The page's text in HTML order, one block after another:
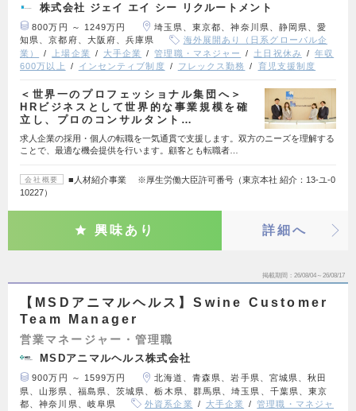
株式会社 ジェイ エイ シー リクルートメント
800万円 ～ 1249万円
埼玉県、東京都、神奈川県、静岡県、愛
知県、京都府、大阪府、兵庫県
海外展開あり（日系グローバル企
業）
上場企業 大手企業 管理職・マネジャー 土日祝休み
年収
600万以上
インセンティブ制度 フレックス勤務 育児支援制度
＜世界一のプロフェッショナル集団へ＞
HRビジネスとして世界的な事業規模を確
立し、プロのコンサルタント…
求人企業の採用・個人の転職を一気通貫で支援します。双方のニーズを理解する
ことで、最適な機会提供を行います。顧客とも転職者…
会社概要
■人材紹介事業 ※厚生労働大臣許可番号（東京本社 紹介：13-ユ-0
10227）
興味あり 詳細へ
掲載期間 26/08/04～26/08/17
【MSDアニマルヘルス】Swine Customer
Team Manager
営業マネージャー・管理職
MSDアニマルヘルス株式会社
900万円 ～ 1599万円
北海道、青森県、岩手県、宮城県、秋田
県、山形県、福島県、茨城県、栃木県、群馬県、埼玉県、千葉県、東京
都、神奈川県、岐阜県
外資系企業 大手企業 管理職・マネジャ